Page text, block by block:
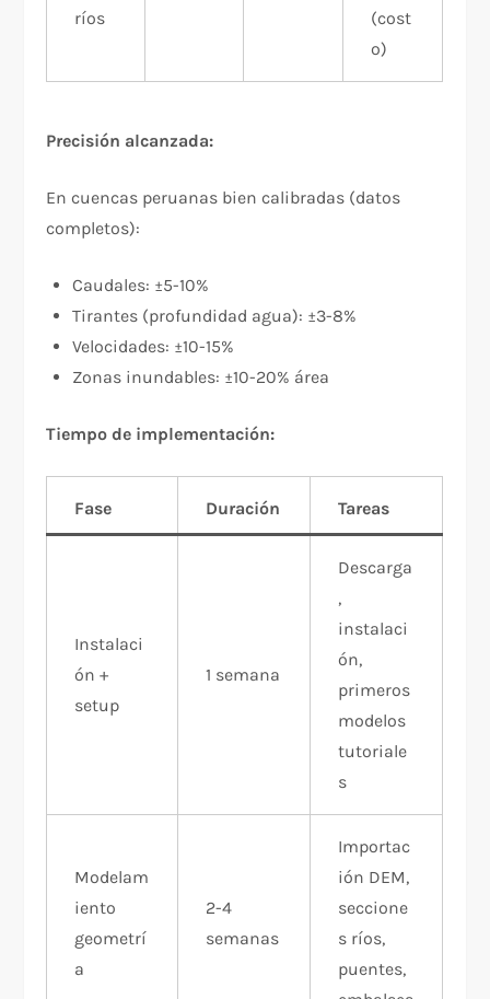
ríos
(cost
o)
Precisión alcanzada:
En cuencas peruanas bien calibradas (datos
completos):
Caudales: ±5-10%
Tirantes (profundidad agua): ±3-8%
Velocidades: ±10-15%
Zonas inundables: ±10-20% área
Tiempo de implementación:
Fase Duración Tareas
Instalaci
ón +
setup
1 semana
Descarga
,
instalaci
ón,
primeros
modelos
tutoriale
s
Modelam
iento
geometrí
a
2-4
semanas
Importac
ión DEM,
seccione
s ríos,
puentes,